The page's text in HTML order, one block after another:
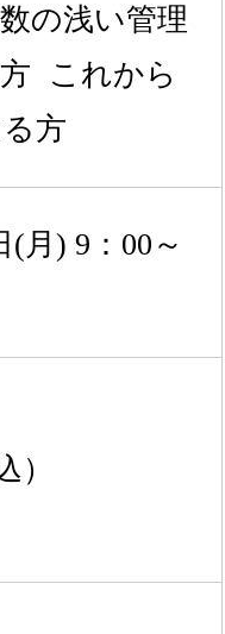
の浅い管理
これから
方
(月) 9：00～
）